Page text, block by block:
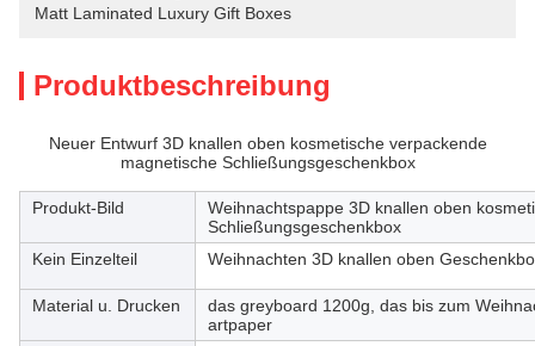
Matt Laminated Luxury Gift Boxes
Produktbeschreibung
Neuer Entwurf 3D knallen oben kosmetische verpackende
magnetische Schließungsgeschenkbox
Produkt-Bild
Weihnachtspappe 3D knallen oben
Schließungsgeschenkbox
Kein Einzelteil
Weihnachten 3D knallen oben
Material u. Drucken
das greyboard 1200g, das bis zum
artpaper